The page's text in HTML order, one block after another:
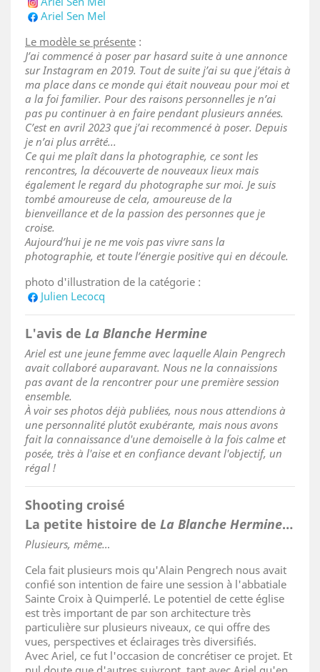
Ariel Sen Mel
Le modèle se présente :
J’ai commencé à poser par hasard suite à une annonce
sur Instagram en 2019. Tout de suite j’ai su que j’étais à
ma place dans ce monde qui était nouveau pour moi et
a la foi familier. Pour des raisons personnelles je n’ai
pas pu continuer à en faire pendant plusieurs années.
C’est en avril 2023 que j’ai recommencé à poser. Depuis
je n’ai plus arrêté...
Ce qui me plaît dans la photographie, ce sont les
rencontres, la découverte de nouveaux lieux mais
également le regard du photographe sur moi. Je suis
tombé amoureuse de cela, amoureuse de la
bienveillance et de la passion des personnes que je
croise.
Aujourd’hui je ne me vois pas vivre sans la
photographie, et toute l’énergie positive qui en découle.
photo d'illustration de la catégorie :
Julien Lecocq
L'avis de La Blanche Hermine
Ariel est une jeune femme avec laquelle Alain Pengrech
avait collaboré auparavant. Nous ne la connaissions
pas avant de la rencontrer pour une première session
ensemble.
À voir ses photos déjà publiées, nous nous attendions à
une personnalité plutôt exubérante, mais nous avons
fait la connaissance d'une demoiselle à la fois calme et
posée, très à l'aise et en confiance devant l'objectif, un
régal !
Shooting croisé
La petite histoire de La Blanche Hermine…
Plusieurs, même…
Cela fait plusieurs mois qu'Alain Pengrech nous avait
confié son intention de faire une session à l'abbatiale
Sainte Croix à Quimperlé. Le potentiel de cette église
est très important de par son architecture très
particulière sur plusieurs niveaux, ce qui offre des
vues, perspectives et éclairages très diversifiés.
Avec Ariel, ce fut l'occasion de concrétiser ce projet. Et